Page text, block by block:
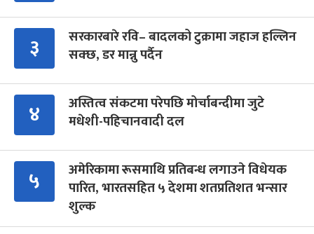
३
सरकारबारे रवि– बादलको टुक्रामा जहाज हल्लिन
सक्छ, डर मान्नु पर्दैन
४
अस्तित्व संकटमा परेपछि मोर्चाबन्दीमा जुटे
मधेशी-पहिचानवादी दल
५
अमेरिकामा रूसमाथि प्रतिबन्ध लगाउने विधेयक
पारित, भारतसहित ५ देशमा शतप्रतिशत भन्सार
शुल्क